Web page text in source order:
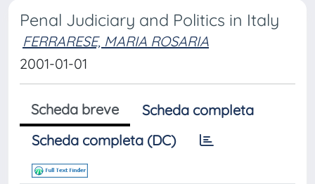
Penal Judiciary and Politics in Italy
FERRARESE, MARIA ROSARIA
2001-01-01
Scheda breve
Scheda completa
Scheda completa (DC)